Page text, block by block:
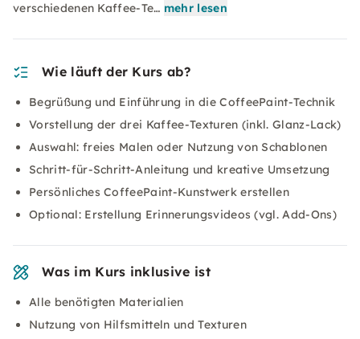
verschiedenen Kaffee-Te… mehr lesen
Wie läuft der Kurs ab?
Begrüßung und Einführung in die CoffeePaint-Technik
Vorstellung der drei Kaffee-Texturen (inkl. Glanz-Lack)
Auswahl: freies Malen oder Nutzung von Schablonen
Schritt-für-Schritt-Anleitung und kreative Umsetzung
Persönliches CoffeePaint-Kunstwerk erstellen
Optional: Erstellung Erinnerungsvideos (vgl. Add-Ons)
Was im Kurs inklusive ist
Alle benötigten Materialien
Nutzung von Hilfsmitteln und Texturen